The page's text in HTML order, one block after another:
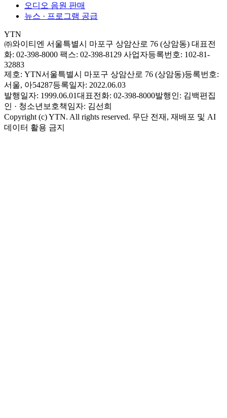
오디오 음원 판매
뉴스 · 프로그램 공급
YTN
㈜와이티엔 서울특별시 마포구 상암산로 76 (상암동) 대표전
화: 02-398-8000 팩스: 02-398-8129 사업자등록번호: 102-81-
32883
제호: YTN서울특별시 마포구 상암산로 76 (상암동)등록번호:
서울, 아54287등록일자: 2022.06.03
발행일자: 1999.06.01대표전화: 02-398-8000발행인: 김백편집
인 · 청소년보호책임자: 김선희
Copyright (c) YTN. All rights reserved. 무단 전재, 재배포 및 AI
데이터 활용 금지